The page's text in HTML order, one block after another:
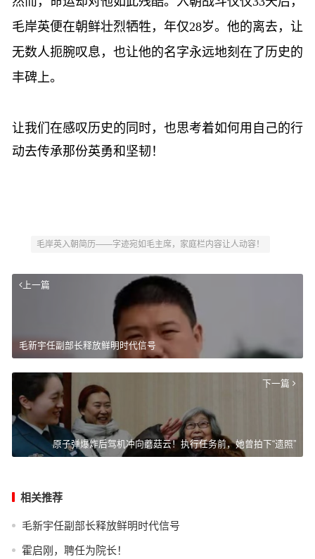
毛岸英便在朝鲜壮烈牺牲，年仅28岁。他的离去，让
无数人扼腕叹息，也让他的名字永远地刻在了历史的
丰碑上。
让我们在感叹历史的同时，也思考着如何用自己的行
动去传承那份英勇和坚韧 ！
毛岸英入朝简历——字迹宛如毛主席，家庭栏内容让人动容！
上一篇
毛新宇任副部长释放鲜明时代信号
下一篇
原子弹爆炸后驾机冲向蘑菇云！执行任务前，她曾拍下“遗照”
相关推荐
毛新宇任副部长释放鲜明时代信号
霍启刚，聘任为院长！